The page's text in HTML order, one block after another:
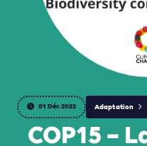
01 Déc 2022 Adaptation
COP15 –